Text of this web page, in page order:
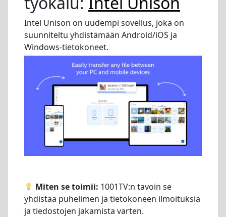
Intel Unison on uudempi sovellus, joka on
suunniteltu yhdistämään Android/iOS ja
Windows-tietokoneet.
Miten se toimii: 1001TV:n tavoin se
yhdistää puhelimen ja tietokoneen ilmoituksia
ja tiedostojen jakamista varten.